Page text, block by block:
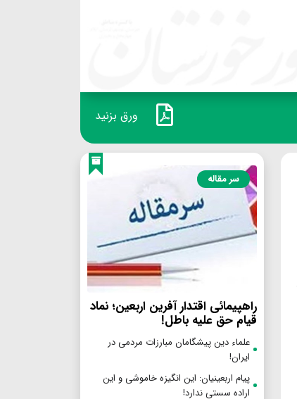
ورق بزنید
سر مقاله
راهپیمائی اقتدار آفرین اربعین؛ نماد
قیام حق علیه باطل!
علماء دین پیشگامان مبارزات مردمی در
ایران!
پیام اربعینیان: این انگیزه خاموشی و این
اراده سستی ندارد!